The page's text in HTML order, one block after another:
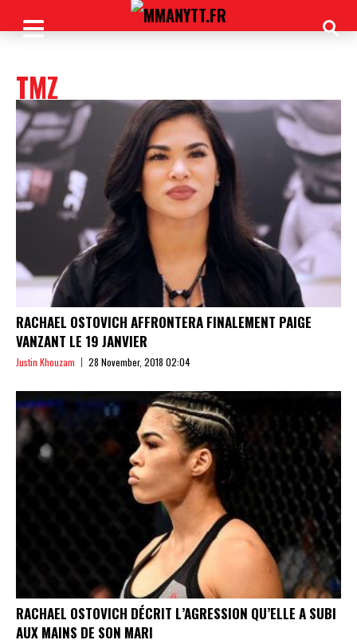
TMZ
RACHAEL OSTOVICH AFFRONTERA FINALEMENT PAIGE
VANZANT LE 19 JANVIER
Justin Khouzam 28 November, 2018 02:04
RACHAEL OSTOVICH DÉCRIT L’AGRESSION QU’ELLE A SUBI
AUX MAINS DE SON MARI